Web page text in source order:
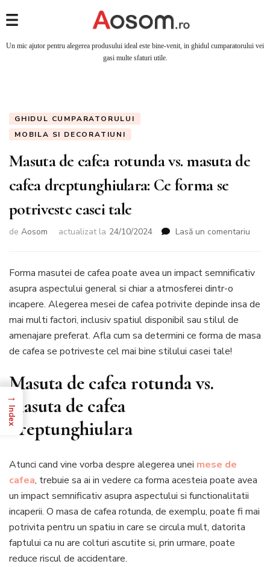
Un mic ajutor pentru alegerea produsului ideal este bine-venit, in ghidul cumparatorului vei
gasi multe sfaturi utile.
GHIDUL CUMPARATORULUI
MOBILA SI DECORATIUNI
Masuta de cafea rotunda vs. masuta de
cafea dreptunghiulara: Ce forma se
potriveste casei tale
de Aosom actualizat la 24/10/2024 Lasă un comentariu
Forma masutei de cafea poate avea un impact semnificativ
asupra aspectului general si chiar a atmosferei dintr-o
incapere. Alegerea mesei de cafea potrivite depinde insa de
mai multi factori, inclusiv spatiul disponibil sau stilul de
amenajare preferat. Afla cum sa determini ce forma de masa
de cafea se potriveste cel mai bine stilului casei tale!
Masuta de cafea rotunda vs.
masuta de cafea
dreptunghiulara
Atunci cand vine vorba despre alegerea unei mese de
cafea, trebuie sa ai in vedere ca forma acesteia poate avea
un impact semnificativ asupra aspectului si functionalitatii
incaperii. O masa de cafea rotunda, de exemplu, poate fi mai
potrivita pentru un spatiu in care se circula mult, datorita
faptului ca nu are colturi ascutite si, prin urmare, poate
reduce riscul de accidentare.
→
Index